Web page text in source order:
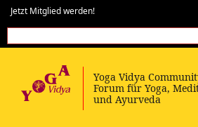
Jetzt Mitglied werden!